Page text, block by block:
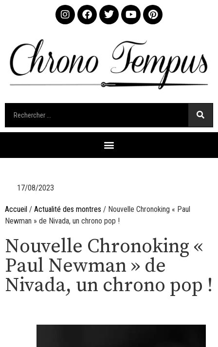
17/08/2023
Accueil / Actualité des montres / Nouvelle Chronoking « Paul
Newman » de Nivada, un chrono pop !
Nouvelle Chronoking «
Paul Newman » de
Nivada, un chrono pop !